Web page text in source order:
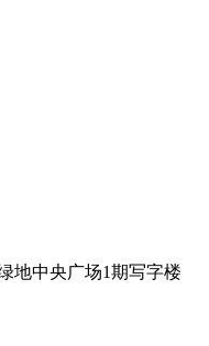
地中央广场1期写字楼